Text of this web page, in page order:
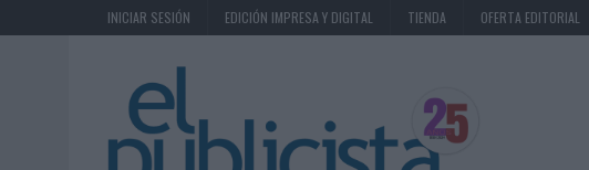
INICIAR SESIÓN EDICIÓN IMPRESA Y DIGITAL TIENDA OFERTA EDITORIAL